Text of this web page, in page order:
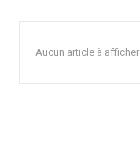
Aucun article à afficher